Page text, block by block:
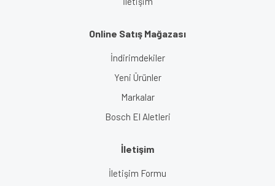
Online Satış Mağazası
İndirimdekiler
Yeni Ürünler
Markalar
Bosch El Aletleri
İletişim
İletişim Formu